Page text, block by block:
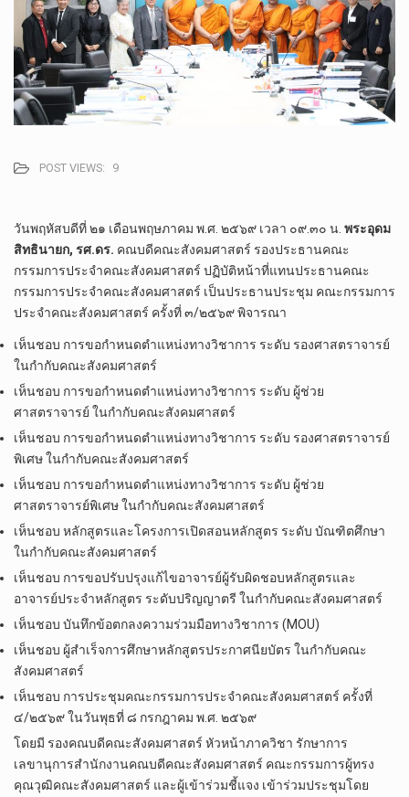
POST VIEWS: 9
วันพฤหัสบดีที่ ๒๑ เดือนพฤษภาคม พ.ศ. ๒๕๖๙ เวลา ๐๙.๓๐ น. พระอุดม
สิทธินายก, รศ.ดร. คณบดีคณะสังคมศาสตร์ รองประธานคณะ
กรรมการประจำคณะสังคมศาสตร์ ปฏิบัติหน้าที่แทนประธานคณะ
กรรมการประจำคณะสังคมศาสตร์ เป็นประธานประชุม คณะกรรมการ
ประจำคณะสังคมศาสตร์ ครั้งที่ ๓/๒๕๖๙ พิจารณา
เห็นชอบ การขอกำหนดตำแหน่งทางวิชาการ ระดับ รองศาสตราจารย์
ในกำกับคณะสังคมศาสตร์
เห็นชอบ การขอกำหนดตำแหน่งทางวิชาการ ระดับ ผู้ช่วย
ศาสตราจารย์ ในกำกับคณะสังคมศาสตร์
เห็นชอบ การขอกำหนดตำแหน่งทางวิชาการ ระดับ รองศาสตราจารย์
พิเศษ ในกำกับคณะสังคมศาสตร์
เห็นชอบ การขอกำหนดตำแหน่งทางวิชาการ ระดับ ผู้ช่วย
ศาสตราจารย์พิเศษ ในกำกับคณะสังคมศาสตร์
เห็นชอบ หลักสูตรและโครงการเปิดสอนหลักสูตร ระดับ บัณฑิตศึกษา
ในกำกับคณะสังคมศาสตร์
เห็นชอบ การขอปรับปรุงแก้ไขอาจารย์ผู้รับผิดชอบหลักสูตรและ
อาจารย์ประจำหลักสูตร ระดับปริญญาตรี ในกำกับคณะสังคมศาสตร์
เห็นชอบ บันทึกข้อตกลงความร่วมมือทางวิชาการ (MOU)
เห็นชอบ ผู้สำเร็จการศึกษาหลักสูตรประกาศนียบัตร ในกำกับคณะ
สังคมศาสตร์
เห็นชอบ การประชุมคณะกรรมการประจำคณะสังคมศาสตร์ ครั้งที่
๔/๒๕๖๙ ในวันพุธที่ ๘ กรกฎาคม พ.ศ. ๒๕๖๙
โดยมี รองคณบดีคณะสังคมศาสตร์ หัวหน้าภาควิชา รักษาการ
เลขานุการสำนักงานคณบดีคณะสังคมศาสตร์ คณะกรรมการผู้ทรง
คุณวุฒิคณะสังคมศาสตร์ และผู้เข้าร่วมชี้แจง เข้าร่วมประชุมโดย